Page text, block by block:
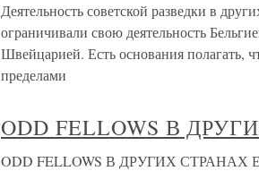
Деятельность советской разведки в
ограничивали свою деятельность
Швейцарией. Есть основания полагать,
пределами
ODD FELLOWS В
ODD FELLOWS В ДРУГИХ СТРАНАХ